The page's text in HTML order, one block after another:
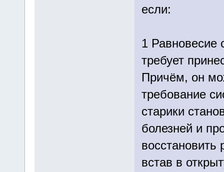
если:
1 Равновесие
требует
Причём, он
требование
старики
болезней и
встав в